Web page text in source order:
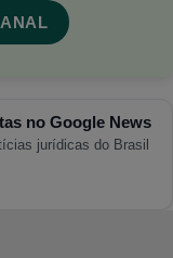
no Google News
jurídicas do Brasil